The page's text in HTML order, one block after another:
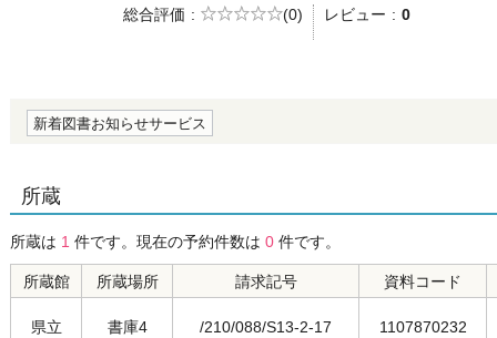
総合評価
5段階評価
(0) レビュー 0
新着図書お知らせサービス
所蔵
所蔵は 1 件です。現在の予約件数は 0 件です。
所蔵館 所蔵場所 請求記号 資料コード
県立 書庫4 /210/088/S13-2-17 1107870232